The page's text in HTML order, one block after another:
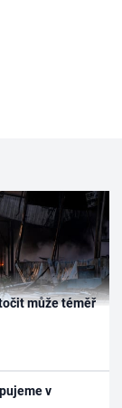
může téměř
v